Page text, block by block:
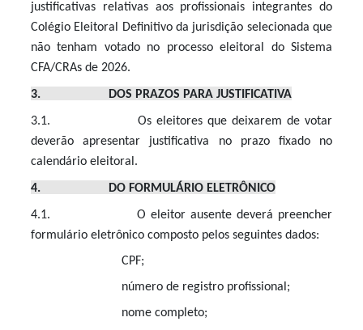
justificativas relativas aos profissionais integrantes do
Colégio Eleitoral Definitivo da jurisdição selecionada que
não tenham votado no processo eleitoral do Sistema
CFA/CRAs de 2026.
3. DOS PRAZOS PARA JUSTIFICATIVA
3.1. Os eleitores que deixarem de votar
deverão apresentar justificativa no prazo fixado no
calendário eleitoral.
4. DO FORMULÁRIO ELETRÔNICO
4.1. O eleitor ausente deverá preencher
formulário eletrônico composto pelos seguintes dados:
CPF;
número de registro profissional;
nome completo;